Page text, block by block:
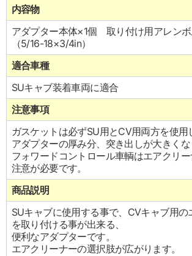
内容物
アダプター本体×1個 取り付け用アレン
（5/16-18×3/4in）
適合車種
SUキャブ装着車両に適合
注意事項
ガスケットは必ずSU用とCV用両方を使用
アダプターの厚み分、突き出しが大きくな
フォワードコントロール車輌はエアクリー
注意が必要です。
商品説明
SUキャブに使用する事で、CVキャブ用の
を取り付ける事が出来る、
便利なアダプターです。
エアクリーナーの選択肢が広がります。